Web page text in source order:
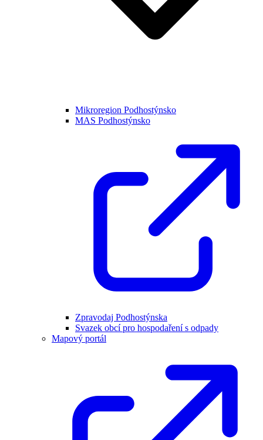
Mikroregion Podhostýnsko
MAS Podhostýnsko
Zpravodaj Podhostýnska
Svazek obcí pro hospodaření s odpady
Mapový portál